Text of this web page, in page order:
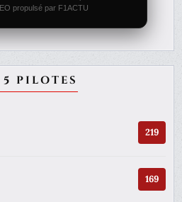
propulsé par F1ACTU
PILOTES
219
169